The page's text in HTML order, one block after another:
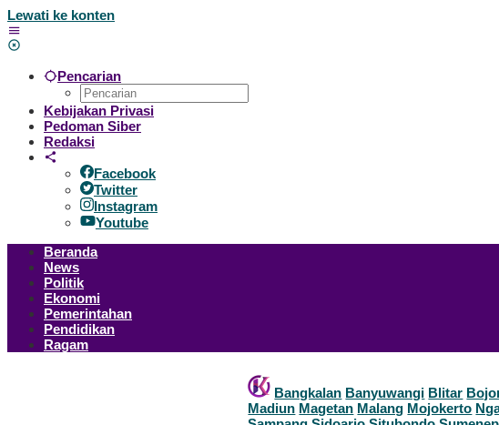
Lewati ke konten
Pencarian
Kebijakan Privasi
Pedoman Siber
Redaksi
Facebook
Twitter
Instagram
Youtube
Beranda
News
Politik
Ekonomi
Pemerintahan
Pendidikan
Ragam
Bangkalan Banyuwangi Blitar
Madiun Magetan Malang Mojokerto